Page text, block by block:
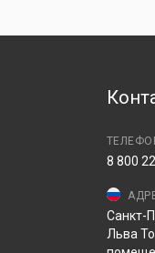
8 800
Санкт-
Льва